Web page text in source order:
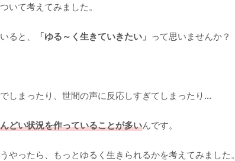
いて考えてみました。
ると、 「ゆる～く生きていきたい」 って思いませんか？
しまったり、世間の声に反応しすぎてしまったり…
どい状況を作っていることが多いんです。
やったら、もっとゆるく生きられるかを考えてみました。